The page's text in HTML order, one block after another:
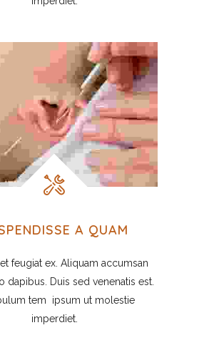
A QUAM
feugiat ex. Aliquam accumsan
dapibus. Duis sed venenatis est.
tem ipsum ut molestie
imperdiet.